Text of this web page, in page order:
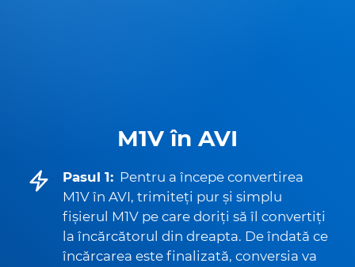
M1V în AVI
Pasul 1: Pentru a începe convertirea
M1V în AVI, trimiteți pur și simplu
fișierul M1V pe care doriți să îl convertiți
la încărcătorul din dreapta. De îndată ce
încărcarea este finalizată, conversia va